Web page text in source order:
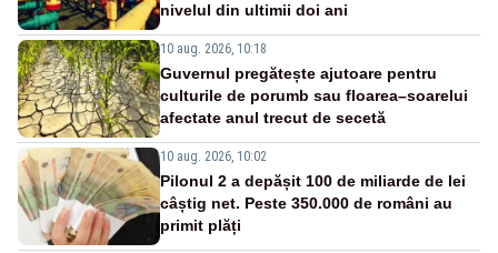
nivelul din ultimii doi ani
10 aug. 2026, 10:18
Guvernul pregătește ajutoare pentru
culturile de porumb sau floarea–soarelui
afectate anul trecut de secetă
10 aug. 2026, 10:02
Pilonul 2 a depășit 100 de miliarde de lei
câștig net. Peste 350.000 de români au
primit plăți